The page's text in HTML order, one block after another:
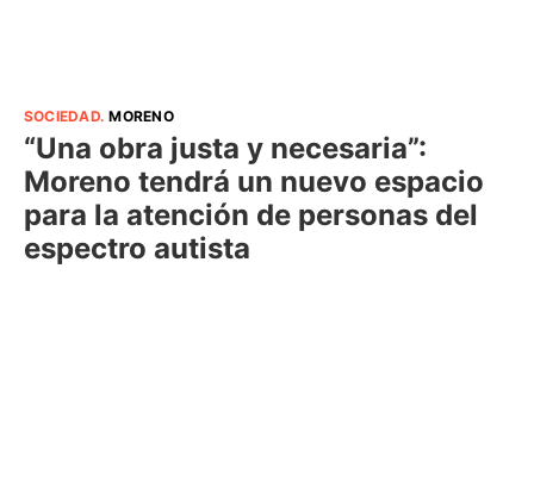
SOCIEDAD.MORENO
“Una obra justa y necesaria”:
Moreno tendrá un nuevo espacio
para la atención de personas del
espectro autista